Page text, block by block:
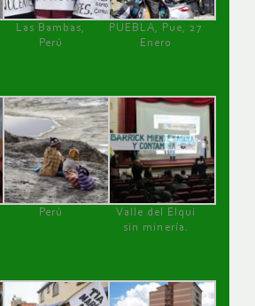
Las Bambas,
Perú
PUEBLA, Pue, 27
Enero
Perú
Valle del Elqui
sin minería.